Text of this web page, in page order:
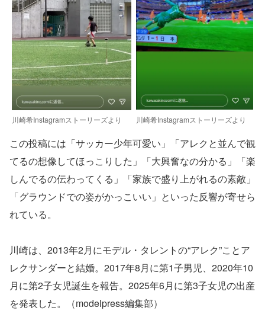
川崎希Instagramストーリーズより 川崎希Instagramストーリーズより
この投稿には「サッカー少年可愛い」「アレクと並んで観
てるの想像してほっこりした」「大興奮なの分かる」「楽
しんでるの伝わってくる」「家族で盛り上がれるの素敵」
「グラウンドでの姿がかっこいい」といった反響が寄せら
れている。
川崎は、2013年2月にモデル・タレントの“アレク”ことア
レクサンダーと結婚。2017年8月に第1子男児、2020年10
月に第2子女児誕生を報告。2025年6月に第3子女児の出産
を発表した。（modelpress編集部）